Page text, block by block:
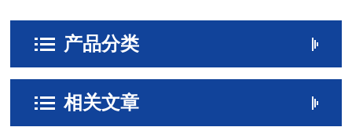
产品分类
相关文章